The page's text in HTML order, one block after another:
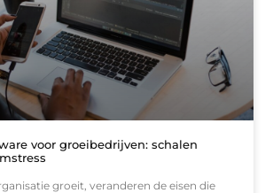
voor groeibedrijven: schalen
groeit, veranderen de eisen die